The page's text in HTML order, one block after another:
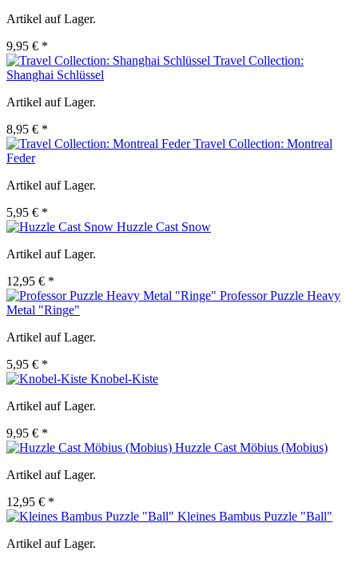
Artikel auf Lager.
9,95 € *
Travel Collection:
Shanghai Schlüssel
Artikel auf Lager.
8,95 € *
Travel Collection: Montreal
Feder
Artikel auf Lager.
5,95 € *
Huzzle Cast Snow
Artikel auf Lager.
12,95 € *
Professor Puzzle Heavy
Metal "Ringe"
Artikel auf Lager.
5,95 € *
Knobel-Kiste
Artikel auf Lager.
9,95 € *
Huzzle Cast Möbius (Mobius)
Artikel auf Lager.
12,95 € *
Kleines Bambus Puzzle "Ball"
Artikel auf Lager.